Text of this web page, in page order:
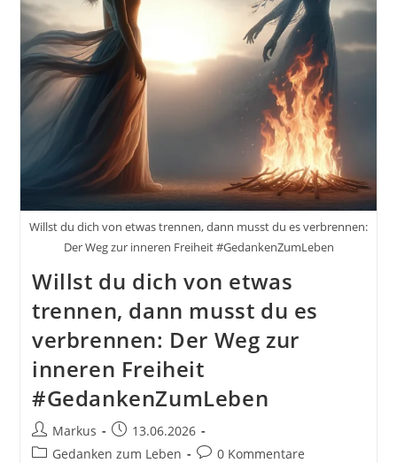
Willst du dich von etwas trennen, dann musst du es verbrennen:
Der Weg zur inneren Freiheit #GedankenZumLeben
Willst du dich von etwas
trennen, dann musst du es
verbrennen: Der Weg zur
inneren Freiheit
#GedankenZumLeben
Beitrags-
Autor:
Markus
Beitrag
veröffentlicht:
13.06.2026
Beitrags-
Gedanken zum Leben
Beitrags-
0 Kommentare